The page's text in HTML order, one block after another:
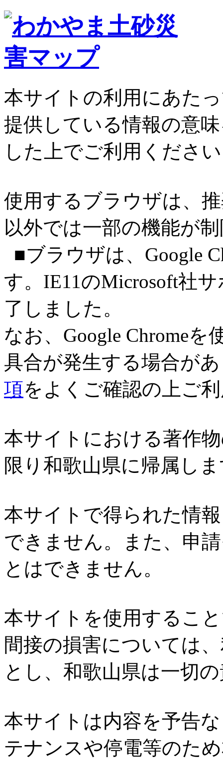
本サイトの利用にあた
提供している情報の意
した上でご利用くださ
使用するブラウザは、
以外では一部の機能が
■ブラウザは、Google
す。IE11のMicrosoft社
了しました。
なお、Google Chrome
具合が発生する場合が
項をよくご確認の上ご
本サイトにおける著作
限り和歌山県に帰属し
本サイトで得られた情
できません。また、申
とはできません。
本サイトを使用するこ
間接の損害については
とし、和歌山県は一切
本サイトは内容を予告
テナンスや停電等のた